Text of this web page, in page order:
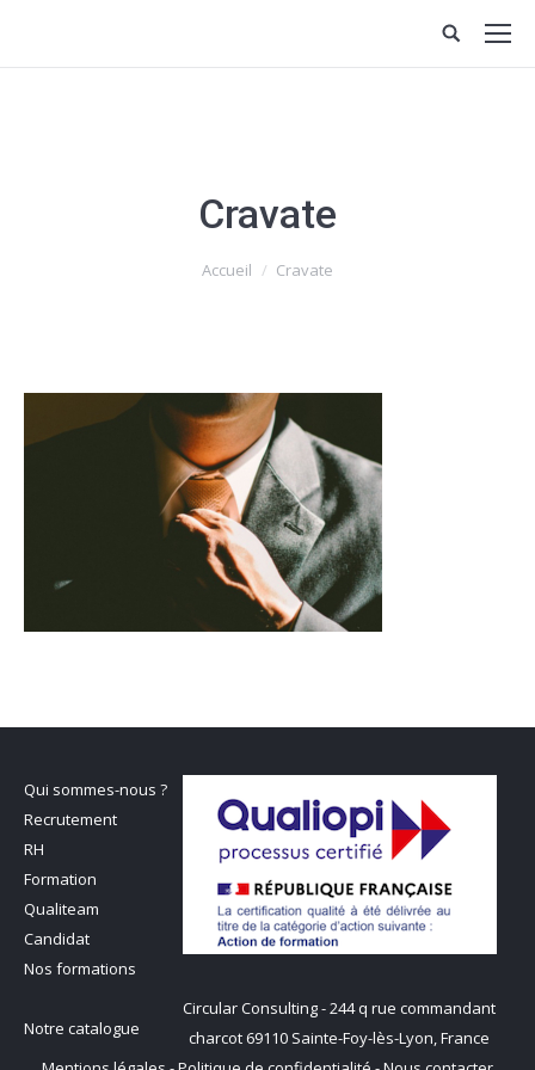
Cravate
Accueil Cravate
Qui sommes-nous ?
Recrutement
RH
Formation
Qualiteam
Candidat
Nos formations
Notre catalogue
Circular Consulting - 244 q rue commandant
charcot 69110 Sainte-Foy-lès-Lyon, France